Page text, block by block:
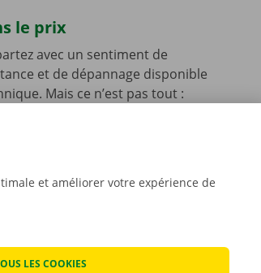
le prix
avec un sentiment de
et de dépannage disponible
Mais ce n’est pas tout :
personnalisé sont de
et améliorer votre expérience de
LES COOKIES